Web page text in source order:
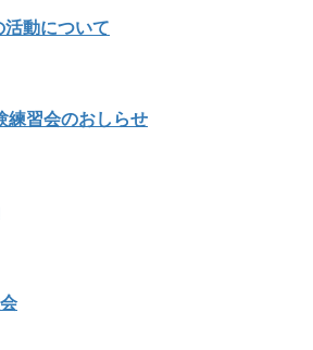
活動について
練習会のおしらせ